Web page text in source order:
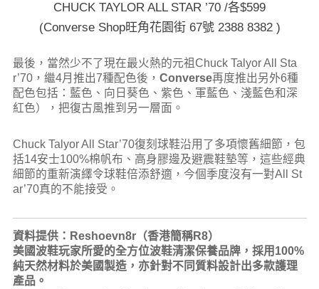
CHUCK TAYLOR ALL STAR ’70 /各$599
(Converse Shop旺角花園街 67號 2388 8382 )
最後，當然少不了現在最火熱的元祖Chuck Talyor All Sta
r’70，繼4月推出7種配色後， Converse再度推出另外6種
配色包括：藍色、向日葵色、紫色、軍藍色、淺藍色和深
紅色），把復古風推到另一層面。
Chuck Talyor All Star’70復刻球鞋沿用了多項懷舊細節，包
括14安士100%棉帆布、高身膠邊及避震鞋墊等，這些經典
細節的重新演繹令球鞋倍添舒適，今個季度沒有一對All St
ar’70真的不能接受。
資料提供： Reshoevn8r（香港簡稱R8）
美國波鞋玩家所愛的全方位波鞋清潔保養品牌，採用 100%
純天然材料於美國製造，亦針對不同質料設計出多款護理
產品。